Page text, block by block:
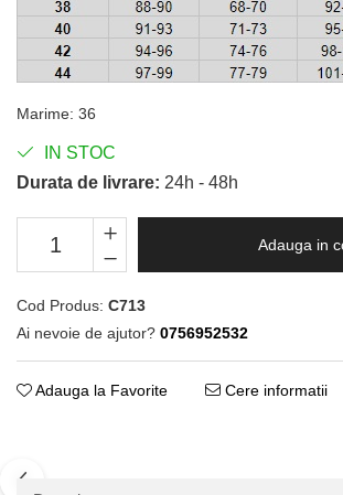
Marime: 36
IN STOC
Durata de livrare: 24h - 48h
Adauga in
Cod Produs: C713
Ai nevoie de ajutor? 0756952532
Adauga la Favorite Cere informatii